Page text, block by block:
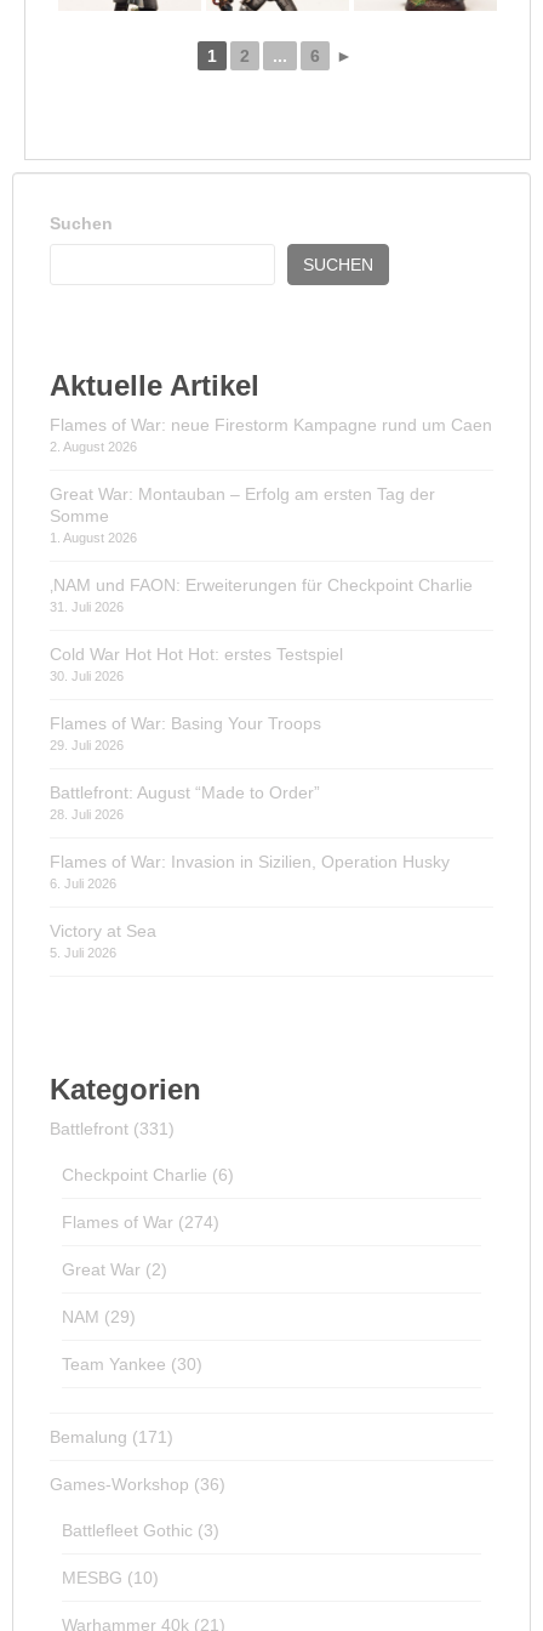
1 2 ... 6 ►
Suchen
SUCHEN
Aktuelle Artikel
Flames of War: neue Firestorm Kampagne rund um Caen
2. August 2026
Great War: Montauban – Erfolg am ersten Tag der
Somme
1. August 2026
‚NAM und FAON: Erweiterungen für Checkpoint Charlie
31. Juli 2026
Cold War Hot Hot Hot: erstes Testspiel
30. Juli 2026
Flames of War: Basing Your Troops
29. Juli 2026
Battlefront: August “Made to Order”
28. Juli 2026
Flames of War: Invasion in Sizilien, Operation Husky
6. Juli 2026
Victory at Sea
5. Juli 2026
Kategorien
Battlefront (331)
Checkpoint Charlie (6)
Flames of War (274)
Great War (2)
NAM (29)
Team Yankee (30)
Bemalung (171)
Games-Workshop (36)
Battlefleet Gothic (3)
MESBG (10)
Warhammer 40k (21)